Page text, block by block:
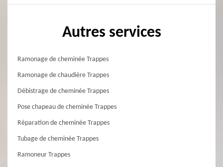
Autres services
Ramonage de cheminée Trappes
Ramonage de chaudière Trappes
Débistrage de cheminée Trappes
Pose chapeau de cheminée Trappes
Réparation de cheminée Trappes
Tubage de cheminée Trappes
Ramoneur Trappes